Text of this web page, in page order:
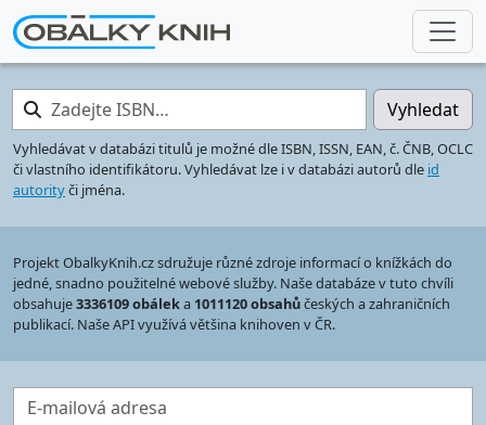
Zadejte ISBN… Vyhledat
Vyhledávat v databázi titulů je možné dle ISBN, ISSN, EAN, č. ČNB, OCLC
či vlastního identifikátoru. Vyhledávat lze i v databázi autorů dle id
autorityči jména.
Projekt ObalkyKnih.cz sdružuje různé zdroje informací o knížkách do
jedné, snadno použitelné webové služby. Naše databáze v tuto chvíli
obsahuje3336109 obáleka 1011120 obsahůčeských a zahraničních
publikací. Naše API využívá většina knihoven v ČR.
E-mailová adresa